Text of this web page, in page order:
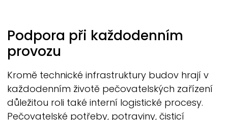
Podpora při každodenním
provozu
Kromě technické infrastruktury budov hrají v
každodenním životě pečovatelských zařízení
důležitou roli také interní logistické procesy.
Pečovatelské potřeby, potraviny, čisticí